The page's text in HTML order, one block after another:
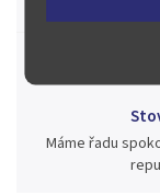
Máme řadu